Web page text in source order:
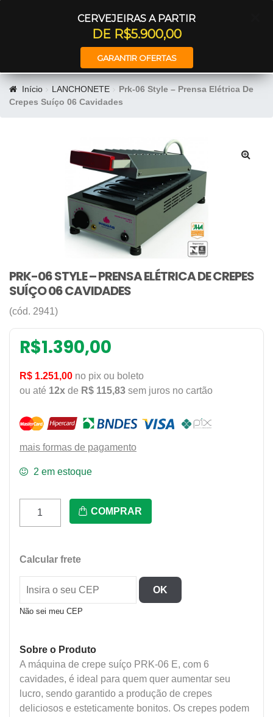
CERVEJEIRAS A PARTIR
DE R$5.900,00
GARANTIR OFERTAS
Início LANCHONETE
Prk-06 Style – Prensa Elétrica De
Crepes Suíço 06 Cavidades
PRK-06 STYLE – PRENSA ELÉTRICA DE CREPES
SUÍÇO 06 CAVIDADES
(cód. 2941)
R$1.390,00
R$ 1.251,00 no pix ou boleto
ou até 12x de R$ 115,83 sem juros no cartão
mais formas de pagamento
2 em estoque
Prensa
Elétrica
De
Crepes
Cavidades
quantidade
COMPRAR
Calcular frete
OK
Não sei meu CEP
Sobre o Produto
A máquina de crepe suíço PRK-06 E, com 6
cavidades, é ideal para quem quer aumentar seu
lucro, sendo garantido a produção de crepes
deliciosos e esteticamente bonitos. Os crepes podem